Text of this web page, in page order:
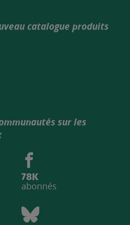
catalogue produits
sur les
78K
abonnés